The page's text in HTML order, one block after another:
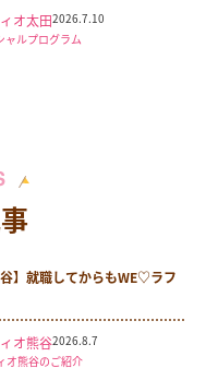
オ太田2026.7.10
ャルプログラム
谷】就職してからもWE♡ラフ
オ熊谷2026.8.7
オ熊谷のご紹介